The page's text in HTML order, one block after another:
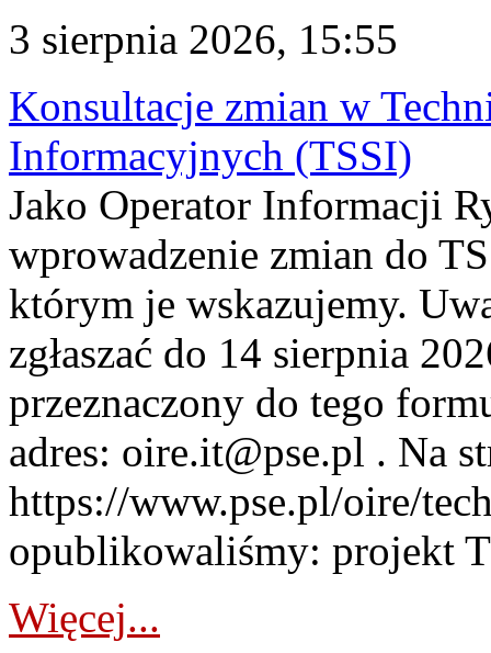
3 sierpnia 2026, 15:55
Konsultacje zmian w
Informacyjnych (TSSI)
Jako Operator Informacji
wprowadzenie zmian do
którym je wskazujemy.
zgłaszać do 14 sierpnia
przeznaczony do tego
adres: oire.it@pse.pl . Na
https://www.pse.pl/oire/
opublikowaliśmy: projekt
Więcej...